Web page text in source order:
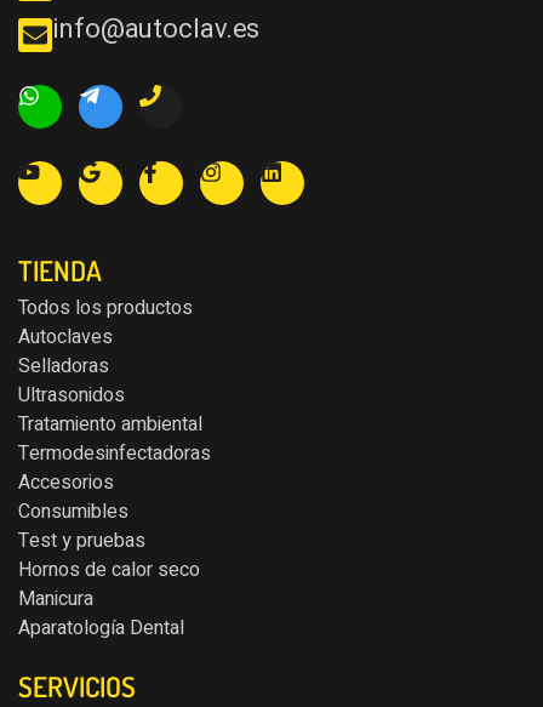
info@autoclav.es
TIENDA
Todos los productos
Autoclaves
Selladoras
Ultrasonidos
Tratamiento ambiental
Termodesinfectadoras
Accesorios
Consumibles
Test y pruebas
Hornos de calor seco
Manicura
Aparatología Dental
SERVICIOS